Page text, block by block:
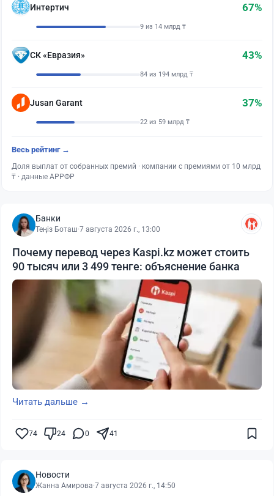
Интертич 67%
9 из 14 млрд ₸
СК «Евразия» 43%
84 из 194 млрд ₸
Jusan Garant 37%
22 из 59 млрд ₸
Весь рейтинг →
Доля выплат от собранных премий · компании с премиями от 10 млрд
₸ · данные АРРФР
Банки
Теңіз Боташ·7 августа 2026 г., 13:00
Почему перевод через Kaspi.kz может стоить
90 тысяч или 3 499 тенге: объяснение банка
Читать дальше →
74 24 0 41
Новости
Жанна Амирова·7 августа 2026 г., 14:50